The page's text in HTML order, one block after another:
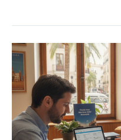
Documentación,
visados
y
seguros
viaje:
guía